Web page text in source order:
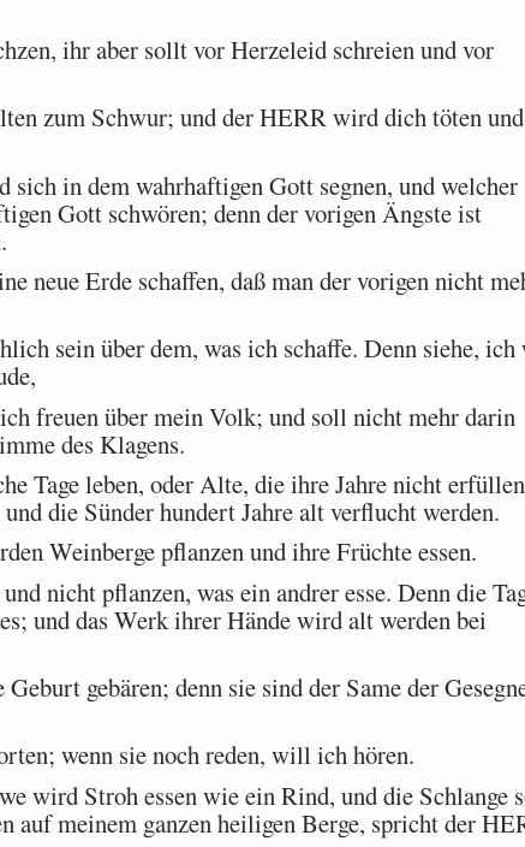
ihr aber sollt vor Herzeleid schreien und vor
zum Schwur; und der HERR wird dich töten und
in dem wahrhaftigen Gott segnen, und welcher
Gott schwören; denn der vorigen Ängste ist
neue Erde schaffen, daß man der vorigen nicht
sein über dem, was ich schaffe. Denn siehe,
freuen über mein Volk; und soll nicht mehr darin
des Klagens.
Tage leben, oder Alte, die ihre Jahre nicht
die Sünder hundert Jahre alt verflucht werden.
Weinberge pflanzen und ihre Früchte essen.
nicht pflanzen, was ein andrer esse. Denn die
und das Werk ihrer Hände wird alt werden bei
gebären; denn sie sind der Same der
wenn sie noch reden, will ich hören.
wird Stroh essen wie ein Rind, und die Schlange
auf meinem ganzen heiligen Berge, spricht der